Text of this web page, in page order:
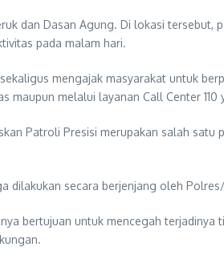
dan Dasan Agung. Di lokasi
pada malam hari.
mengajak masyarakat untuk
melalui layanan Call Center 110
Patroli Presisi merupakan salah
dilakukan secara berjenjang oleh
bertujuan untuk mencegah